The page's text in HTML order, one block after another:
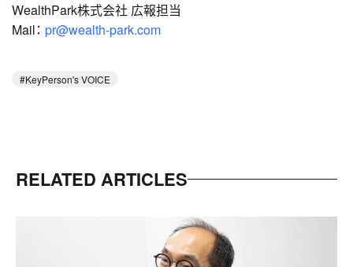
WealthPark株式会社 広報担当
Mail： pr@wealth-park.com
KeyPerson's VOICE
RELATED ARTICLES